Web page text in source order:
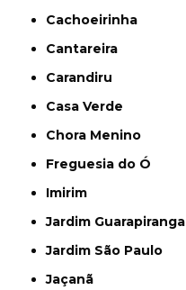
Cachoeirinha
Cantareira
Carandiru
Casa Verde
Chora Menino
Freguesia do Ó
Imirim
Jardim Guarapiranga
Jardim São Paulo
Jaçanã